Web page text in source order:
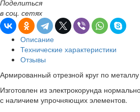
Поделиться
в соц. сетях
Описание
Технические характеристики
Отзывы
Армированный отрезной круг по
Изготовлен из электрокорунда
с наличием упрочняющих элементов.